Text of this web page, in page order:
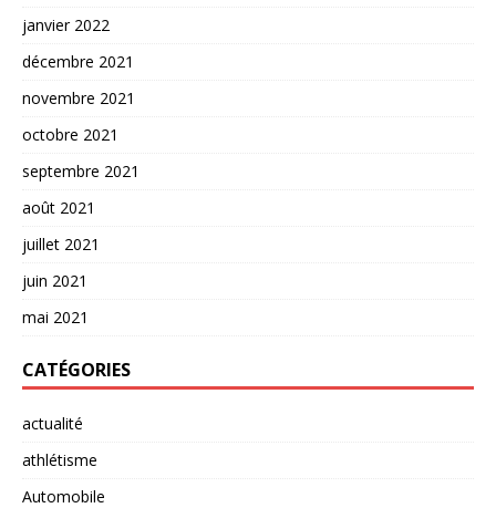
janvier 2022
décembre 2021
novembre 2021
octobre 2021
septembre 2021
août 2021
juillet 2021
juin 2021
mai 2021
CATÉGORIES
actualité
athlétisme
Automobile